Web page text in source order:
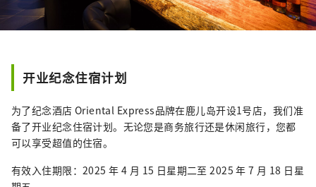
开业纪念住宿计划
为了纪念酒店 Oriental Express品牌在鹿儿岛开设1号店，我们准
备了开业纪念住宿计划。无论您是商务旅行还是休闲旅行，您都
可以享受超值的住宿。
有效入住期限：2025 年 4 月 15 日星期二至 2025 年 7 月 18 日星